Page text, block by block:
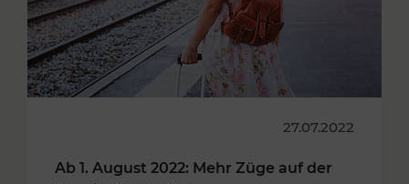
27.07.2022
Ab 1. August 2022: Mehr Züge auf der